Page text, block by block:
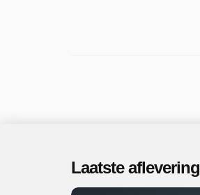
Laatste aflevering